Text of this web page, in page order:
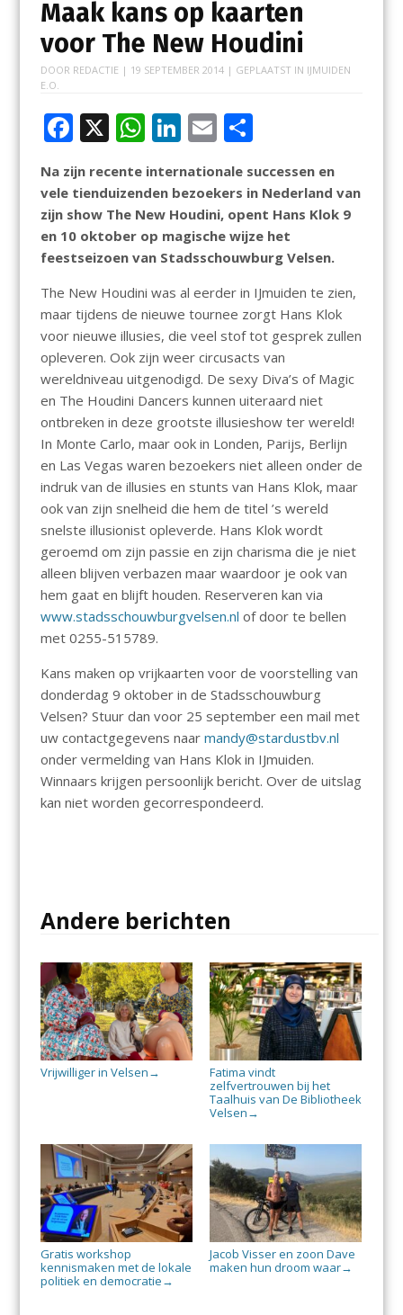
Maak kans op kaarten
voor The New Houdini
DOOR REDACTIE | 19 SEPTEMBER 2014| GEPLAATST IN IJMUIDEN
E.O.
F
ac
e
b
o
o
k
X W
h
at
s
A
p
p
Li
k
e
dI
n
E
m
ai
l
D
e
n
Na zijn recente internationale successen en
vele tienduizenden bezoekers in Nederland van
zijn show The New Houdini, opent Hans Klok 9
en 10 oktober op magische wijze het
feestseizoen van Stadsschouwburg Velsen.
The New Houdini was al eerder in IJmuiden te zien,
maar tijdens de nieuwe tournee zorgt Hans Klok
voor nieuwe illusies, die veel stof tot gesprek zullen
opleveren. Ook zijn weer circusacts van
wereldniveau uitgenodigd. De sexy Diva’s of Magic
en The Houdini Dancers kunnen uiteraard niet
ontbreken in deze grootste illusieshow ter wereld!
In Monte Carlo, maar ook in Londen, Parijs, Berlijn
en Las Vegas waren bezoekers niet alleen onder de
indruk van de illusies en stunts van Hans Klok, maar
ook van zijn snelheid die hem de titel ’s wereld
snelste illusionist opleverde. Hans Klok wordt
geroemd om zijn passie en zijn charisma die je niet
alleen blijven verbazen maar waardoor je ook van
hem gaat en blijft houden. Reserveren kan via
www.stadsschouwburgvelsen.nl of door te bellen
met 0255-515789.
Kans maken op vrijkaarten voor de voorstelling van
donderdag 9 oktober in de Stadsschouwburg
Velsen? Stuur dan voor 25 september een mail met
uw contactgegevens naar mandy@stardustbv.nl
onder vermelding van Hans Klok in IJmuiden.
Winnaars krijgen persoonlijk bericht. Over de uitslag
kan niet worden gecorrespondeerd.
Andere berichten
Vrijwilliger in Velsen →
Fatima vindt
zelfvertrouwen bij het
Taalhuis van De Bibliotheek
Velsen →
Gratis workshop
kennismaken met de lokale
politiek en democratie →
Jacob Visser en zoon Dave
maken hun droom waar→